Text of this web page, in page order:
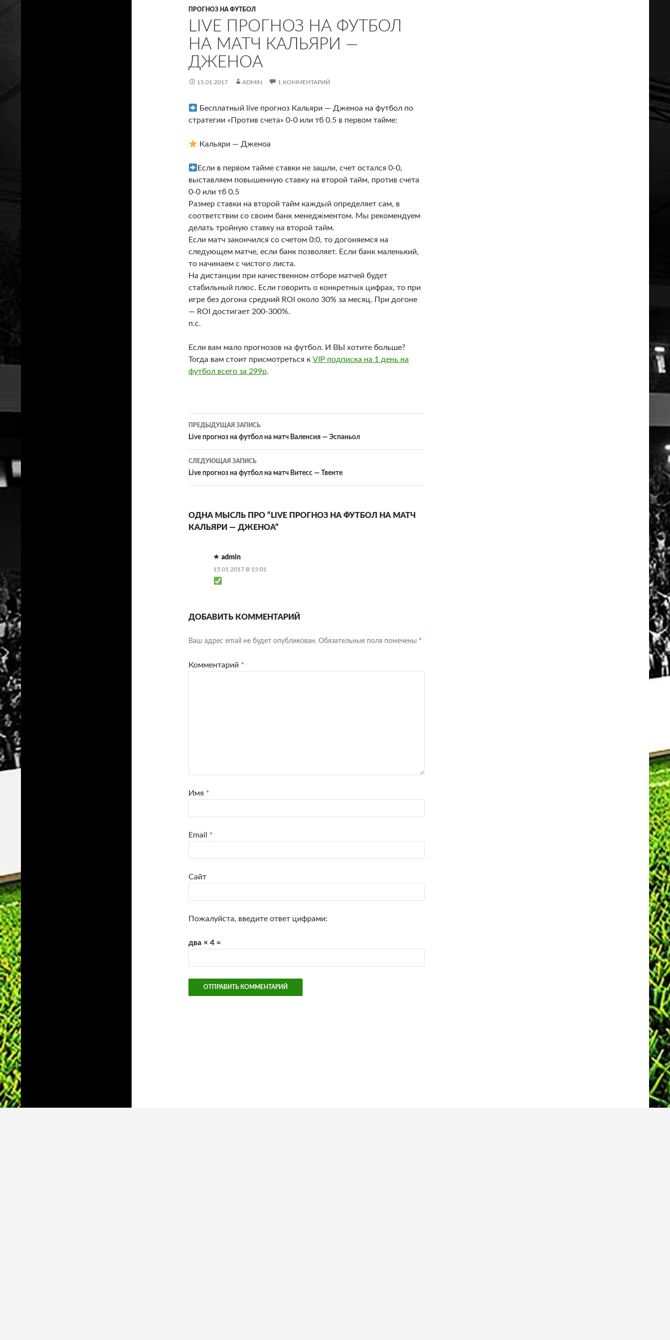
ПРОГНОЗ НА ФУТБОЛ
LIVE ПРОГНОЗ НА ФУТБОЛ
НА МАТЧ КАЛЬЯРИ —
ДЖЕНОА
15.01.2017 ADMIN 1 КОММЕНТАРИЙ
Бесплатный live прогноз Кальяри — Дженоа на футбол по
стратегии «Против счета» 0-0 или тб 0.5 в первом тайме:
Кальяри — Дженоа
Если в первом тайме ставки не зашли, счет остался 0-0,
выставляем повышенную ставку на второй тайм, против счета
0-0 или тб 0.5
Размер ставки на второй тайм каждый определяет сам, в
соответствии со своим банк менеджментом. Мы рекомендуем
делать тройную ставку на второй тайм.
Если матч закончился со счетом 0:0, то догоняемся на
следующем матче, если банк позволяет. Если банк маленький,
то начинаем с чистого листа.
На дистанции при качественном отборе матчей будет
стабильный плюс. Если говорить о конкретных цифрах, то при
игре без догона средний ROI около 30% за месяц. При догоне
— ROI достигает 200-300%.
п.с.
Если вам мало прогнозов на футбол. И ВЫ хотите больше?
Тогда вам стоит присмотреться к VIP подписка на 1 день на
футбол всего за 299р.
Навигация
по
записям
ПРЕДЫДУЩАЯ ЗАПИСЬ
Live прогноз на футбол на матч Валенсия — Эспаньол
СЛЕДУЮЩАЯ ЗАПИСЬ
Live прогноз на футбол на матч Витесс — Твенте
ОДНА МЫСЛЬ ПРО “LIVE ПРОГНОЗ НА ФУТБОЛ НА МАТЧ
КАЛЬЯРИ — ДЖЕНОА”
admin
15.01.2017 В 15:01
ДОБАВИТЬ КОММЕНТАРИЙ
Ваш адрес email не будет опубликован. Обязательные поля помечены *
Комментарий *
Имя *
Email *
Сайт
Пожалуйста, введите ответ цифрами:
два × 4 =